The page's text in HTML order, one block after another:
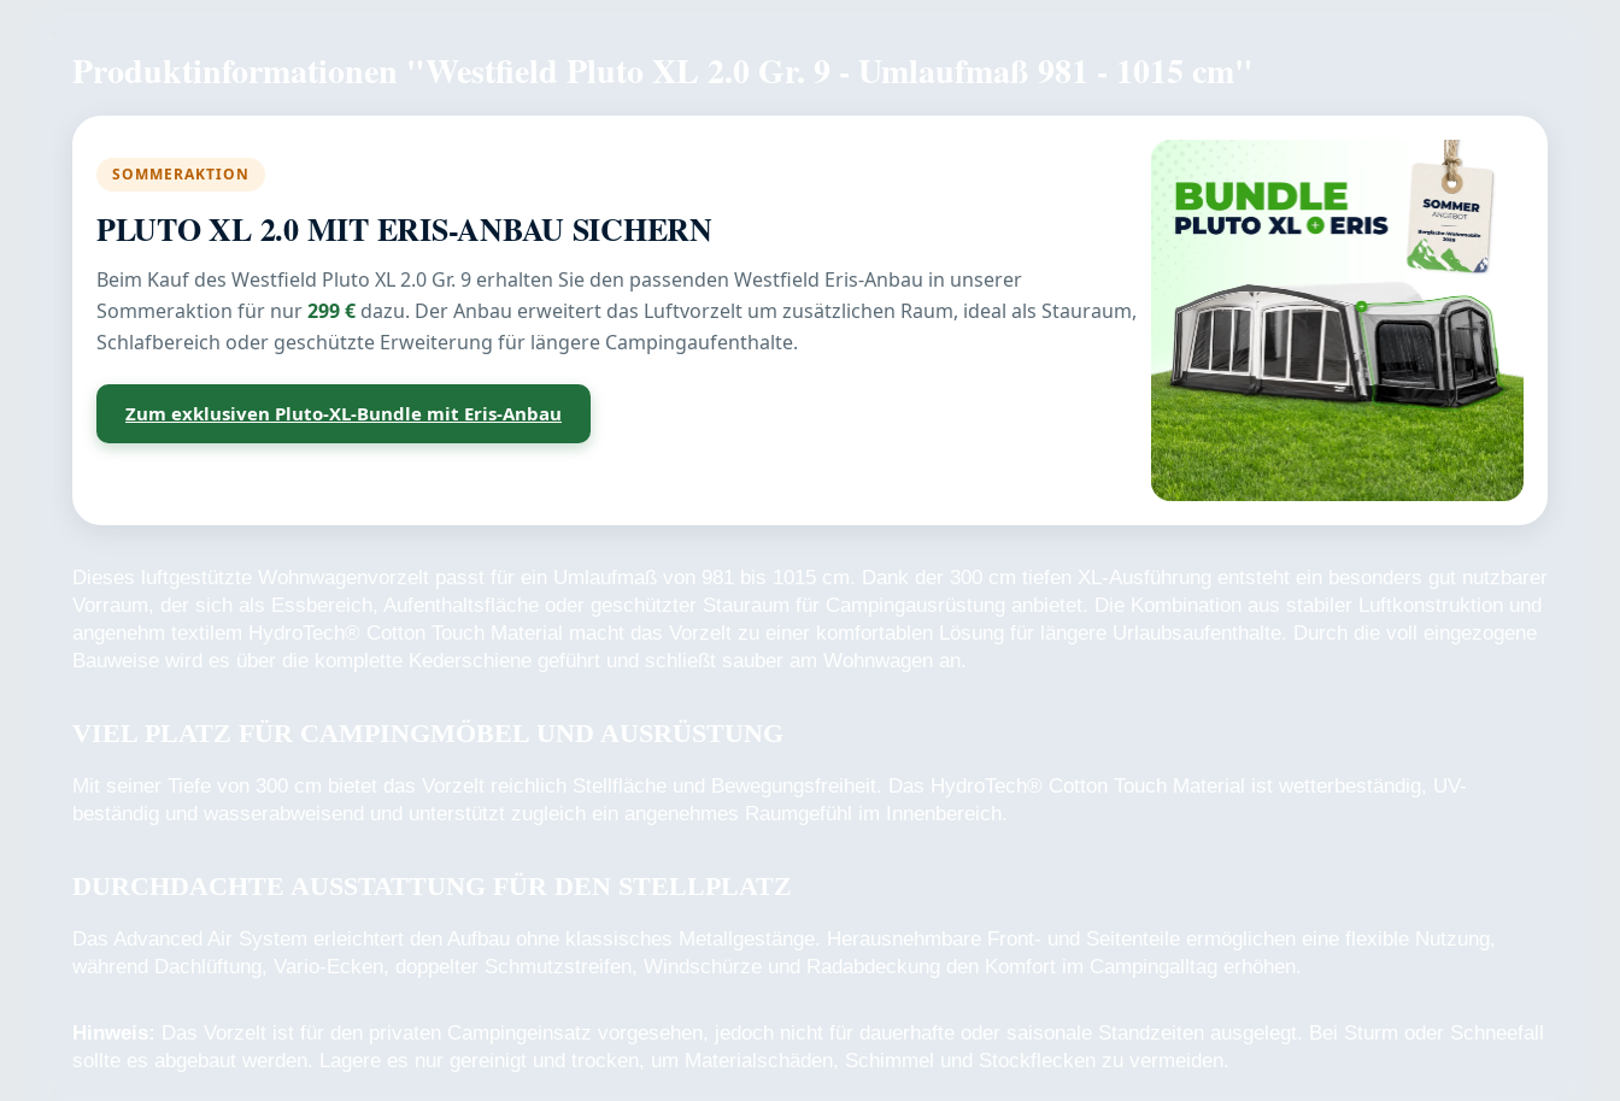
Produktinformationen "Westfield Pluto XL 2.0 Gr. 9 - Umlaufmaß 981 - 1015 cm"
SOMMERAKTION
PLUTO XL 2.0 MIT ERIS-ANBAU SICHERN
Beim Kauf des Westfield Pluto XL 2.0 Gr. 9 erhalten Sie den passenden Westfield Eris-Anbau in unserer
Sommeraktion für nur299 € dazu. Der Anbau erweitert das Luftvorzelt um zusätzlichen Raum, ideal als Stauraum,
Schlafbereich oder geschützte Erweiterung für längere Campingaufenthalte.
Zum exklusiven Pluto-XL-Bundle mit Eris-Anbau
Dieses luftgestützte Wohnwagenvorzelt passt für ein Umlaufmaß von 981 bis 1015 cm. Dank der 300 cm tiefen XL-Ausführung entsteht ein besonders gut nutzbarer
Vorraum, der sich als Essbereich, Aufenthaltsfläche oder geschützter Stauraum für Campingausrüstung anbietet. Die Kombination aus stabiler Luftkonstruktion und
angenehm textilem HydroTech® Cotton Touch Material macht das Vorzelt zu einer komfortablen Lösung für längere Urlaubsaufenthalte. Durch die voll eingezogene
Bauweise wird es über die komplette Kederschiene geführt und schließt sauber am Wohnwagen an.
VIEL PLATZ FÜR CAMPINGMÖBEL UND AUSRÜSTUNG
Mit seiner Tiefe von 300 cm bietet das Vorzelt reichlich Stellfläche und Bewegungsfreiheit. Das HydroTech® Cotton Touch Material ist wetterbeständig, UV-
beständig und wasserabweisend und unterstützt zugleich ein angenehmes Raumgefühl im Innenbereich.
DURCHDACHTE AUSSTATTUNG FÜR DEN STELLPLATZ
Das Advanced Air System erleichtert den Aufbau ohne klassisches Metallgestänge. Herausnehmbare Front- und Seitenteile ermöglichen eine flexible Nutzung,
während Dachlüftung, Vario-Ecken, doppelter Schmutzstreifen, Windschürze und Radabdeckung den Komfort im Campingalltag erhöhen.
Hinweis: Das Vorzelt ist für den privaten Campingeinsatz vorgesehen, jedoch nicht für dauerhafte oder saisonale Standzeiten ausgelegt. Bei Sturm oder Schneefall
sollte es abgebaut werden. Lagere es nur gereinigt und trocken, um Materialschäden, Schimmel und Stockflecken zu vermeiden.